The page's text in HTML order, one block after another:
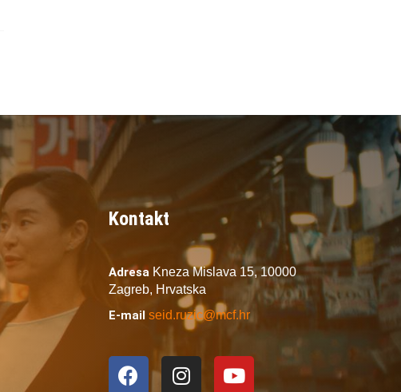
Kontakt
Adresa Kneza Mislava 15,10000
Zagreb, Hrvatska
E-mail seid.ruzic@mcf.hr